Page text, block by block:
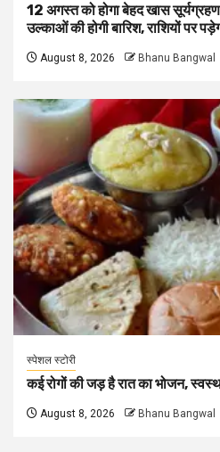
12 अगस्त को होगा बेहद खास
उल्काओं की होगी बारिश, राशियों पर
August 8, 2026 Bhanu Bangwal
स्पेशल स्टोरी
कई रोगों की जड़ है रात का भोजन,
August 8, 2026 Bhanu Bangwal